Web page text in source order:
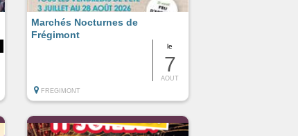
le
7
AOUT
Marchés Nocturnes de
Frégimont
FREGIMONT